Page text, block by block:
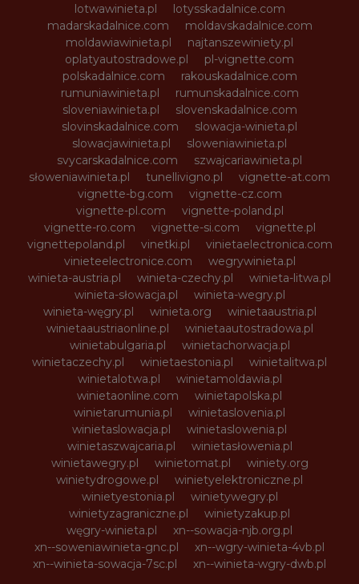
lotwawinieta.pl
lotysskadalnice.com
madarskadalnice.com
moldavskadalnice.com
moldawiawinieta.pl
najtanszewiniety.pl
oplatyautostradowe.pl
pl-vignette.com
polskadalnice.com
rakouskadalnice.com
rumuniawinieta.pl
rumunskadalnice.com
sloveniawinieta.pl
slovenskadalnice.com
slovinskadalnice.com
slowacja-winieta.pl
slowacjawinieta.pl
sloweniawinieta.pl
svycarskadalnice.com
szwajcariawinieta.pl
słoweniawinieta.pl
tunellivigno.pl
vignette-at.com
vignette-bg.com
vignette-cz.com
vignette-pl.com
vignette-poland.pl
vignette-ro.com
vignette-si.com
vignette.pl
vignettepoland.pl
vinetki.pl
vinietaelectronica.com
vinieteelectronice.com
wegrywinieta.pl
winieta-austria.pl
winieta-czechy.pl
winieta-litwa.pl
winieta-słowacja.pl
winieta-wegry.pl
winieta-węgry.pl
winieta.org
winietaaustria.pl
winietaaustriaonline.pl
winietaautostradowa.pl
winietabulgaria.pl
winietachorwacja.pl
winietaczechy.pl
winietaestonia.pl
winietalitwa.pl
winietalotwa.pl
winietamoldawia.pl
winietaonline.com
winietapolska.pl
winietarumunia.pl
winietaslovenia.pl
winietaslowacja.pl
winietaslowenia.pl
winietaszwajcaria.pl
winietasłowenia.pl
winietawegry.pl
winietomat.pl
winiety.org
winietydrogowe.pl
winietyelektroniczne.pl
winietyestonia.pl
winietywegry.pl
winietyzagraniczne.pl
winietyzakup.pl
węgry-winieta.pl
xn--sowacja-njb.org.pl
xn--soweniawinieta-gnc.pl
xn--wgry-winieta-4vb.pl
xn--winieta-sowacja-7sc.pl
xn--winieta-wgry-dwb.pl